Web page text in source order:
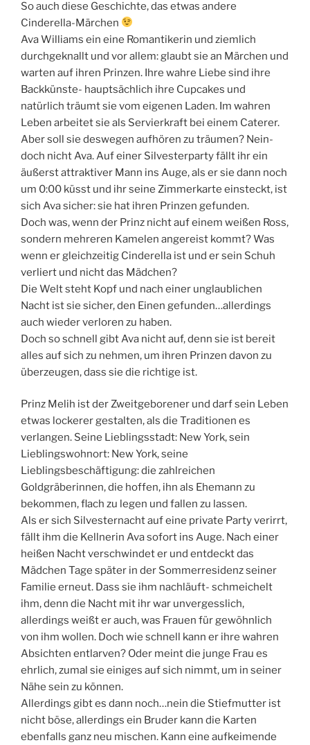
So auch diese Geschichte, das etwas andere
Cinderella-Märchen
Ava Williams ein eine Romantikerin und ziemlich
durchgeknallt und vor allem: glaubt sie an Märchen und
warten auf ihren Prinzen. Ihre wahre Liebe sind ihre
Backkünste- hauptsächlich ihre Cupcakes und
natürlich träumt sie vom eigenen Laden. Im wahren
Leben arbeitet sie als Servierkraft bei einem Caterer.
Aber soll sie deswegen aufhören zu träumen? Nein-
doch nicht Ava. Auf einer Silvesterparty fällt ihr ein
äußerst attraktiver Mann ins Auge, als er sie dann noch
um 0:00 küsst und ihr seine Zimmerkarte einsteckt, ist
sich Ava sicher: sie hat ihren Prinzen gefunden.
Doch was, wenn der Prinz nicht auf einem weißen Ross,
sondern mehreren Kamelen angereist kommt? Was
wenn er gleichzeitig Cinderella ist und er sein Schuh
verliert und nicht das Mädchen?
Die Welt steht Kopf und nach einer unglaublichen
Nacht ist sie sicher, den Einen gefunden…allerdings
auch wieder verloren zu haben.
Doch so schnell gibt Ava nicht auf, denn sie ist bereit
alles auf sich zu nehmen, um ihren Prinzen davon zu
überzeugen, dass sie die richtige ist.
Prinz Melih ist der Zweitgeborener und darf sein Leben
etwas lockerer gestalten, als die Traditionen es
verlangen. Seine Lieblingsstadt: New York, sein
Lieblingswohnort: New York, seine
Lieblingsbeschäftigung: die zahlreichen
Goldgräberinnen, die hoffen, ihn als Ehemann zu
bekommen, flach zu legen und fallen zu lassen.
Als er sich Silvesternacht auf eine private Party verirrt,
fällt ihm die Kellnerin Ava sofort ins Auge. Nach einer
heißen Nacht verschwindet er und entdeckt das
Mädchen Tage später in der Sommerresidenz seiner
Familie erneut. Dass sie ihm nachläuft- schmeichelt
ihm, denn die Nacht mit ihr war unvergesslich,
allerdings weißt er auch, was Frauen für gewöhnlich
von ihm wollen. Doch wie schnell kann er ihre wahren
Absichten entlarven? Oder meint die junge Frau es
ehrlich, zumal sie einiges auf sich nimmt, um in seiner
Nähe sein zu können.
Allerdings gibt es dann noch…nein die Stiefmutter ist
nicht böse, allerdings ein Bruder kann die Karten
ebenfalls ganz neu mischen. Kann eine aufkeimende